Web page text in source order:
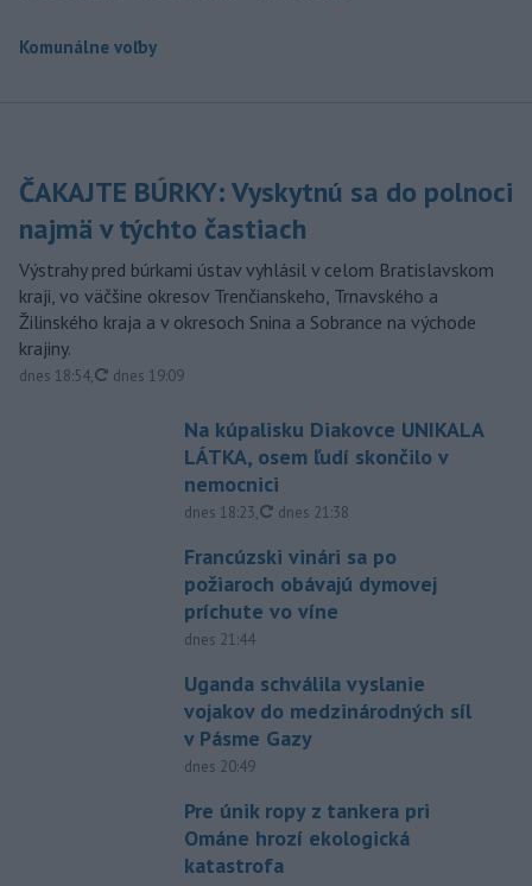
Komunálne voľby
ČAKAJTE BÚRKY: Vyskytnú sa do polnoci
najmä v týchto častiach
Výstrahy pred búrkami ústav vyhlásil v celom Bratislavskom
kraji, vo väčšine okresov Trenčianskeho, Trnavského a
Žilinského kraja a v okresoch Snina a Sobrance na východe
krajiny.
dnes 18:54, aktualizované
dnes 19:09
Na kúpalisku Diakovce UNIKALA
LÁTKA, osem ľudí skončilo v
nemocnici
dnes 18:23, aktualizované
dnes 21:38
Francúzski vinári sa po
požiaroch obávajú dymovej
príchute vo víne
dnes 21:44
Uganda schválila vyslanie
vojakov do medzinárodných síl
v Pásme Gazy
dnes 20:49
Pre únik ropy z tankera pri
Ománe hrozí ekologická
katastrofa